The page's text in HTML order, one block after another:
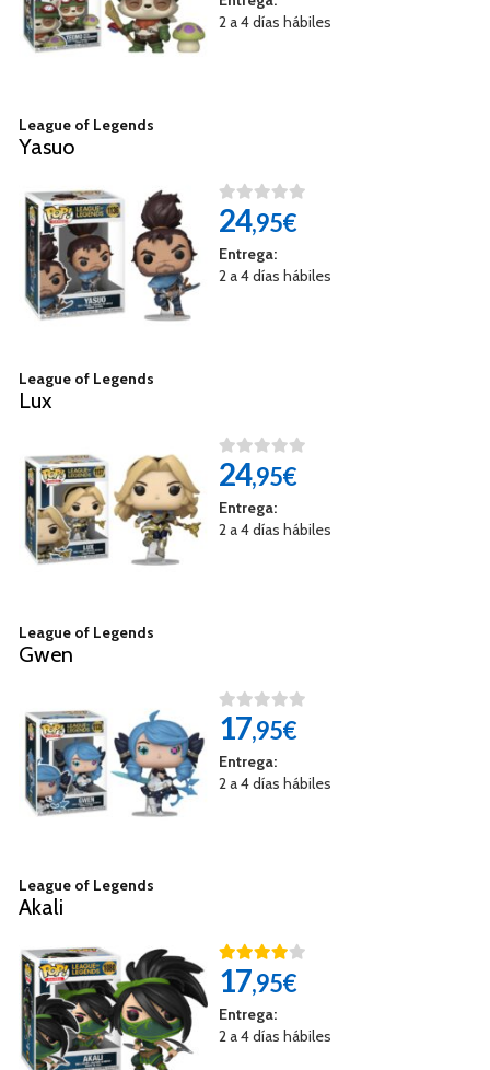
2 a 4 días hábiles
League of Legends
Yasuo
24,95€
Entrega:
2 a 4 días hábiles
League of Legends
Lux
24,95€
Entrega:
2 a 4 días hábiles
League of Legends
Gwen
17,95€
Entrega:
2 a 4 días hábiles
League of Legends
Akali
17,95€
Entrega:
2 a 4 días hábiles